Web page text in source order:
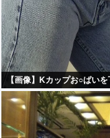
【画像】Kカップお○ぱい